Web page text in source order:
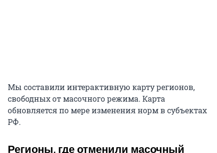
Мы составили интерактивную карту регионов,
свободных от масочного режима. Карта
обновляется по мере изменения норм в субъектах
РФ.